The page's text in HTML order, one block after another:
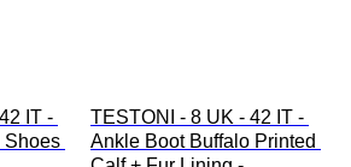
IT -
Shoes
TESTONI - 8 UK - 42 IT -
Ankle Boot Buffalo Printed